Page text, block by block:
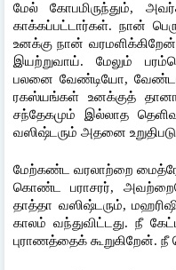
மேல் கோபமிருந்தும்,
காக்கப்பட்டார்கள். நான்
உனக்கு நான்
இயற்றுவாய். மேலும்
பலனை வேண்டியோ,
ரகஸ்யங்கள் உனக்குத்
சந்தேகமும் இல்லாத
வஸிஷ்டரும் அதனை
மேற்கண்ட வரலாற்றை
கொண்ட பராசரர்,
தாத்தா வஸிஷ்டரும்,
காலம் வந்துவிட்டது. நீ
புராணத்தைக் கூறுகிறேன்.